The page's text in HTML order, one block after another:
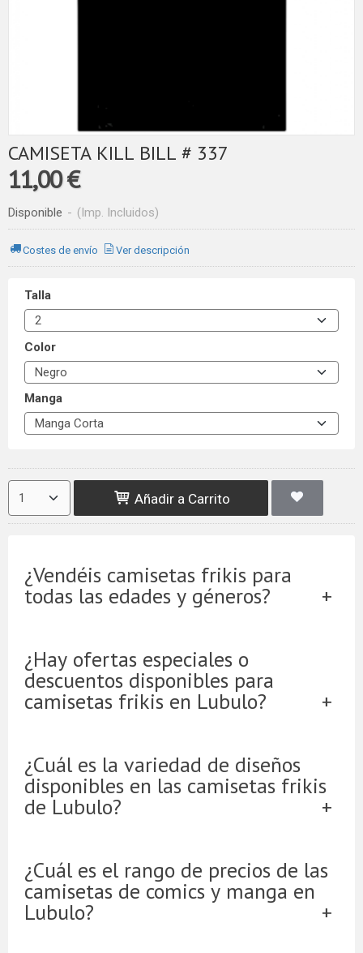
CAMISETA KILL BILL # 337
11,00 €
Disponible - (Imp. Incluidos)
Costes de envío Ver descripción
Talla
Color
Manga
Añadir a Carrito
¿Vendéis camisetas frikis para
todas las edades y géneros?
¿Hay ofertas especiales o
descuentos disponibles para
camisetas frikis en Lubulo?
¿Cuál es la variedad de diseños
disponibles en las camisetas frikis
de Lubulo?
¿Cuál es el rango de precios de las
camisetas de comics y manga en
Lubulo?